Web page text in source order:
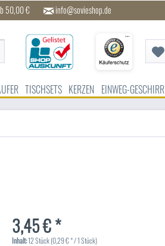
50,00 € info@sovieshop.de
TISCHSETS KERZEN EINWEG-GESCHIRR
3,45 € *
Inhalt:12 Stück (0,29 € * / 1 Stück)